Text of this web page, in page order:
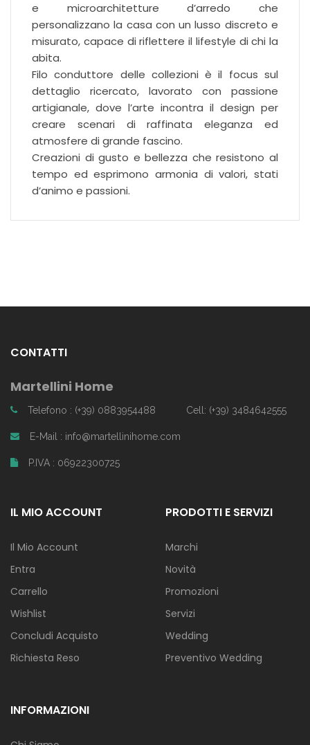
e microarchitetture d’arredo che
personalizzano la casa con un lusso discreto e
misurato, capace di riflettere il lifestyle di chi la
abita.
Filo conduttore delle collezioni è il focus sul
dettaglio ricercato, lavorato con passione
artigianale, dove l’arte incontra il design per
creare scenari di raffinata eleganza ed
atmosfere di grande fascino.
Creazioni di gusto e bellezza che resistono al
tempo ed esprimono armonia di valori, stati
d’animo e passioni.
CONTATTI
Martellini Home
Telefono : (+39) 0883954488 Cell: (+39) 3484642555
E-Mail : info@martellinihome.com
P.IVA : 06922300725
IL MIO ACCOUNT
Il Mio Account
Entra
Carrello
Wishlist
Concludi Acquisto
Richiesta Reso
PRODOTTI E SERVIZI
Marchi
Novità
Promozioni
Servizi
Wedding
Preventivo Wedding
INFORMAZIONI